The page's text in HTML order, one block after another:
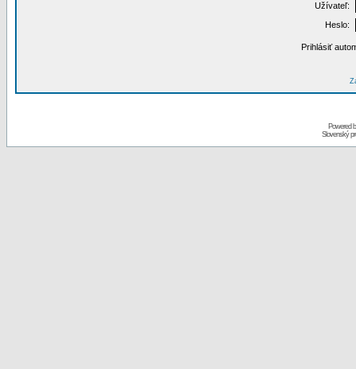
Užívateľ:
Heslo:
Prihlásiť
Powered
Slovenský